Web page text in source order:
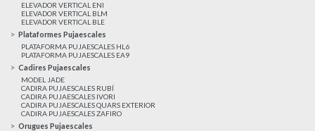
ELEVADOR VERTICAL ENI
ELEVADOR VERTICAL BLM
ELEVADOR VERTICAL BLE
Plataformes Pujaescales
PLATAFORMA PUJAESCALES HL6
PLATAFORMA PUJAESCALES EA9
Cadires Pujaescales
MODEL JADE
CADIRA PUJAESCALES RUBÍ
CADIRA PUJAESCALES IVORI
CADIRA PUJAESCALES QUARS EXTERIOR
CADIRA PUJAESCALES ZAFIRO
Orugues Pujaescales